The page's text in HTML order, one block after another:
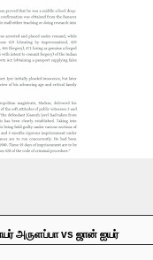
அருளப்பா vs ஜான் ஐயர்